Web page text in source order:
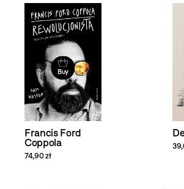
Buy
Francis Ford
Coppola
74,90 zł